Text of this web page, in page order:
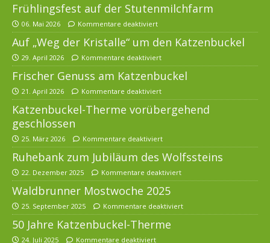
Frühlingsfest auf der Stutenmilchfarm
06. Mai 2026 Kommentare deaktiviert
Auf „Weg der Kristalle“ um den Katzenbuckel
29. April 2026 Kommentare deaktiviert
Frischer Genuss am Katzenbuckel
21. April 2026 Kommentare deaktiviert
Katzenbuckel-Therme vorübergehend
geschlossen
25. März 2026 Kommentare deaktiviert
Ruhebank zum Jubiläum des Wolfssteins
22. Dezember 2025 Kommentare deaktiviert
Waldbrunner Mostwoche 2025
25. September 2025 Kommentare deaktiviert
50 Jahre Katzenbuckel-Therme
24. Juli 2025 Kommentare deaktiviert